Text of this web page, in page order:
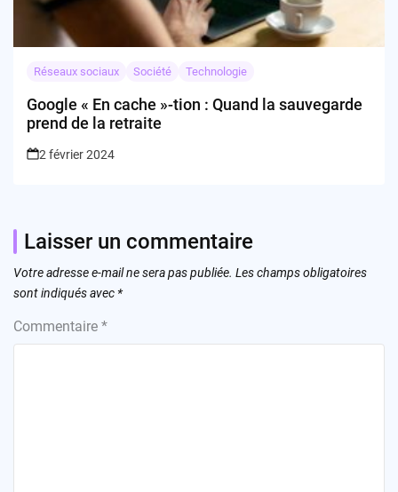
Réseaux sociaux Société Technologie
Google « En cache »-tion : Quand la sauvegarde
prend de la retraite
2 février 2024
Laisser un commentaire
Votre adresse e-mail ne sera pas publiée. Les champs obligatoires
sont indiqués avec *
Commentaire *